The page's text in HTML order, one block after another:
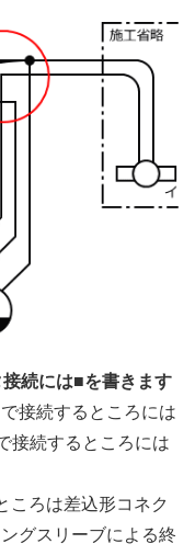
続には■を書きます
接続するところには
接続するところには
ころは差込形コネク
グスリーブによる終